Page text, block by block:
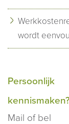
wordt
Persoonlijk
kennismaken?
Mail of bel